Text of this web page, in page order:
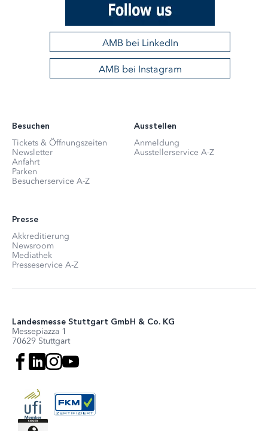
AMB bei LinkedIn
AMB bei Instagram
Besuchen
Tickets & Öffnungszeiten
Newsletter
Anfahrt
Parken
Besucherservice A-Z
Ausstellen
Anmeldung
Ausstellerservice A-Z
Presse
Akkreditierung
Newsroom
Mediathek
Presseservice A-Z
Landesmesse Stuttgart GmbH & Co. KG
Messepiazza 1
70629 Stuttgart